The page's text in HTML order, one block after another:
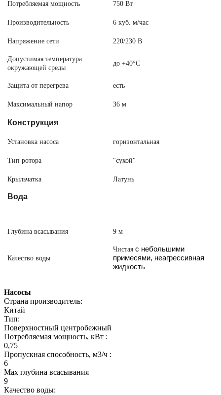
Потребляемая мощность 750 Вт
Производительность 6 куб. м/час
Напряжение сети 220/230 В
Допустимая температура
окружающей среды
до +40°C
Защита от перегрева есть
Максимальный напор 36 м
Конструкция
Установка насоса горизонтальная
Тип ротора "сухой"
Крыльчатка Латунь
Вода
Глубина всасывания 9 м
Качество воды
Чистаяс небольшими
примесями, неагрессивная
жидкость
Насосы
Страна производитель:
Китай
Тип:
Поверхностный центробежный
Потребляемая мощность, кВт :
0,75
Пропускная способность, м3/ч :
6
Мах глубина всасывания
9
Качество воды: